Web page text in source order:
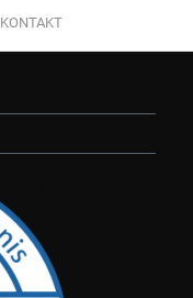
KONTAKT